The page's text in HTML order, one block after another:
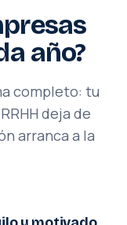
año?
completo: tu
deja de
arranca a la